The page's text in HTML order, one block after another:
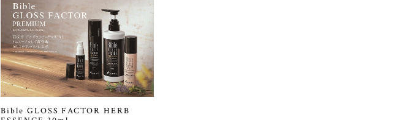
Bible GLOSS FACTOR HERB